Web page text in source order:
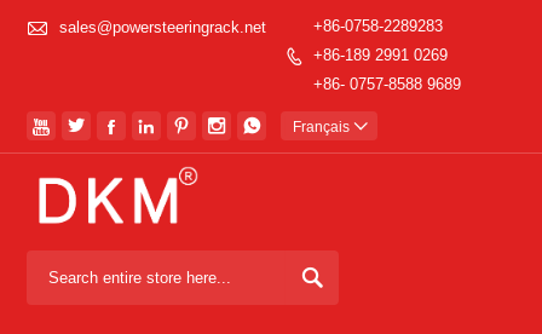
 sales@powersteeringrack.net

+86-0758-2289283
+86-189 2991 0269
+86- 0757-8588 9689
       Français 
